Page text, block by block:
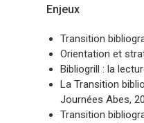
Enjeux
Transition
Orientation et
Bibliogrill : la
La Transition
Journées Abes,
Transition